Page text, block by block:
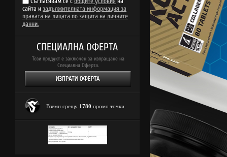
сайта и задължителната информация за
правата на лицата по защита на личните
данни.
СПЕЦИАЛНА ОФЕРТА
Този продукт е заключен за изпращане на
Специална Оферта.
Вземи срещу 1780 промо точки